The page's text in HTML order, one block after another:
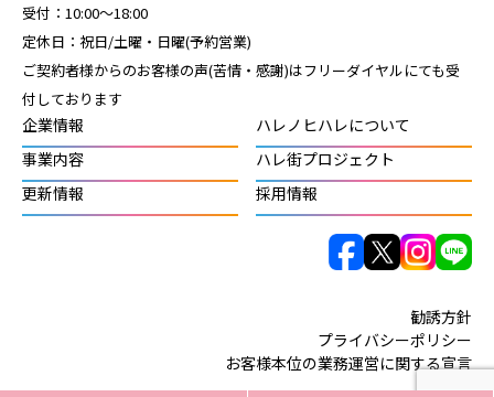
受付：10:00～18:00
定休日：祝日/土曜・日曜(予約営業)
ご契約者様からのお客様の声(苦情・感謝)はフリーダイヤルにても受
付しております
企業情報
ハレノヒハレについて
事業内容
ハレ街プロジェクト
更新情報
採用情報
勧誘方針
プライバシーポリシー
お客様本位の業務運営に関する宣言